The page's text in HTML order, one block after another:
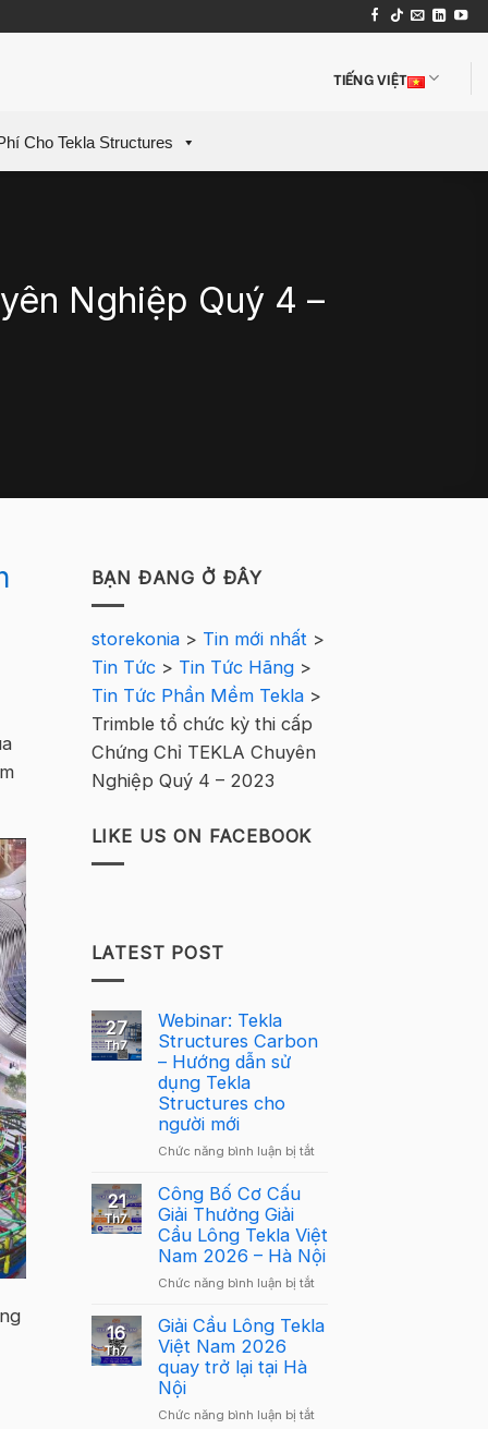
TIẾNG VIỆT
Cho Tekla Structures
Nghiệp Quý 4 –
BẠN ĐANG Ở ĐÂY
storekonia> Tin mới nhất>
Tin Tức> Tin Tức Hãng>
Tin Tức Phần Mềm Tekla>
Trimble tổ chức kỳ thi cấp
Chứng Chỉ TEKLA Chuyên
Nghiệp Quý 4 – 2023
LIKE US ON FACEBOOK
LATEST POST
27
Th7
Webinar: Tekla
Structures Carbon
– Hướng dẫn sử
dụng Tekla
Structures cho
người mới
Chức năng bình luận bị tắtở
Carbon
–
Hướng
dẫn
dụng
21
Th7
Công Bố Cơ Cấu
Giải Thưởng Giải
Cầu Lông Tekla Việt
Nam 2026 – Hà Nội
Chức năng bình luận bị tắtở
Bố
Giải
16
Th7
Giải Cầu Lông Tekla
Việt Nam 2026
quay trở lại tại Hà
Nội
Chức năng bình luận bị tắtở